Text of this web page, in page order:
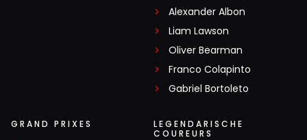
Alexander Albon
Liam Lawson
Oliver Bearman
Franco Colapinto
Gabriel Bortoleto
GRAND PRIXES
LEGENDARISCHE
COUREURS